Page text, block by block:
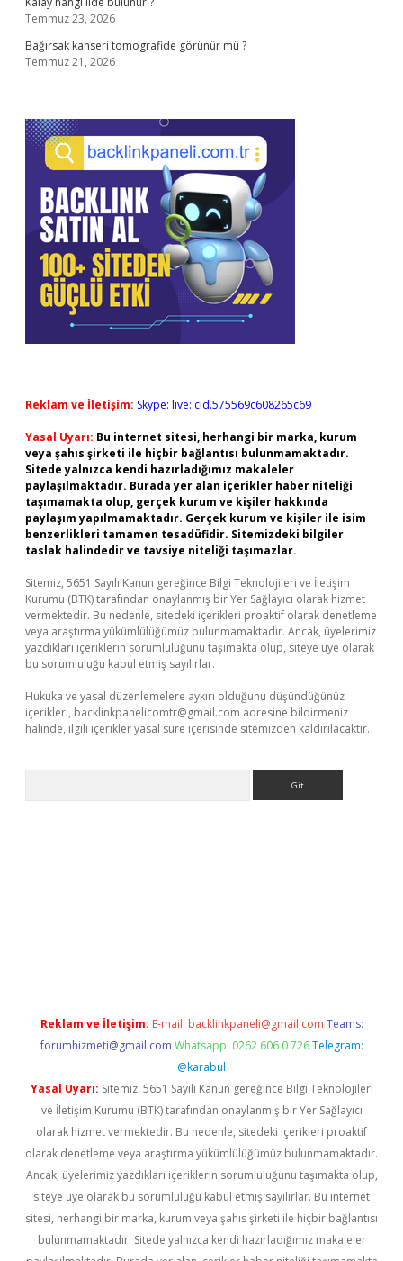
Temmuz 23, 2026
Bağırsak kanseri tomografide görünür mü ?
Temmuz 21, 2026
Reklam ve İletişim: Skype: live:.cid.575569c608265c69
Yasal Uyarı: Bu internet sitesi, herhangi bir marka, kurum
veya şahıs şirketi ile hiçbir bağlantısı bulunmamaktadır.
Sitede yalnızca kendi hazırladığımız makaleler
paylaşılmaktadır. Burada yer alan içerikler haber niteliği
taşımamakta olup, gerçek kurum ve kişiler hakkında
paylaşım yapılmamaktadır. Gerçek kurum ve kişiler ile isim
benzerlikleri tamamen tesadüfidir. Sitemizdeki bilgiler
taslak halindedir ve tavsiye niteliği taşımazlar.
Sitemiz, 5651 Sayılı Kanun gereğince Bilgi Teknolojileri ve İletişim
Kurumu (BTK) tarafından onaylanmış bir Yer Sağlayıcı olarak hizmet
vermektedir. Bu nedenle, sitedeki içerikleri proaktif olarak denetleme
veya araştırma yükümlülüğümüz bulunmamaktadır. Ancak, üyelerimiz
yazdıkları içeriklerin sorumluluğunu taşımakta olup, siteye üye olarak
bu sorumluluğu kabul etmiş sayılırlar.
Hukuka ve yasal düzenlemelere aykırı olduğunu düşündüğünüz
içerikleri, backlinkpanelicomtr@gmail.com adresine bildirmeniz
halinde, ilgili içerikler yasal süre içerisinde sitemizden kaldırılacaktır.
Reklam ve İletişim: E-mail: backlinkpaneli@gmail.com Teams:
forumhizmeti@gmail.com Whatsapp: 0262 606 0 726 Telegram:
@karabul
Yasal Uyarı: Sitemiz, 5651 Sayılı Kanun gereğince Bilgi Teknolojileri
ve İletişim Kurumu (BTK) tarafından onaylanmış bir Yer Sağlayıcı
olarak hizmet vermektedir. Bu nedenle, sitedeki içerikleri proaktif
olarak denetleme veya araştırma yükümlülüğümüz bulunmamaktadır.
Ancak, üyelerimiz yazdıkları içeriklerin sorumluluğunu taşımakta olup,
siteye üye olarak bu sorumluluğu kabul etmiş sayılırlar. Bu internet
sitesi, herhangi bir marka, kurum veya şahıs şirketi ile hiçbir bağlantısı
bulunmamaktadır. Sitede yalnızca kendi hazırladığımız makaleler